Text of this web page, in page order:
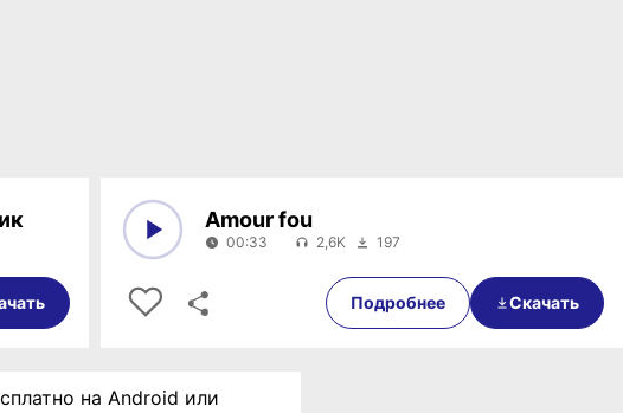
00:33
Amour fou
00:33 2,6K 197
Подробнее Скачать
на Android или